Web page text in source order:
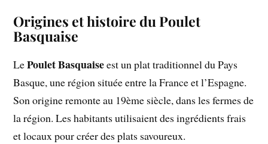
Origines et histoire du Poulet
Basquaise
LePoulet Basquaiseest un plat traditionnel du Pays
Basque, une région située entre la France et l’Espagne.
Son origine remonte au 19ème siècle, dans les fermes de
la région. Les habitants utilisaient des ingrédients frais
et locaux pour créer des plats savoureux.